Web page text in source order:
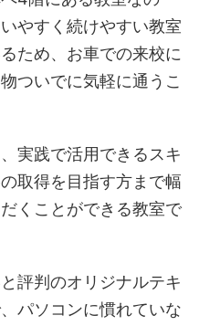
やすく続けやすい教室
ため、お車での来校に
ついでに気軽に通うこ
実践で活用できるスキ
取得を目指す方まで幅
くことができる教室で
評判のオリジナルテキ
パソコンに慣れていな